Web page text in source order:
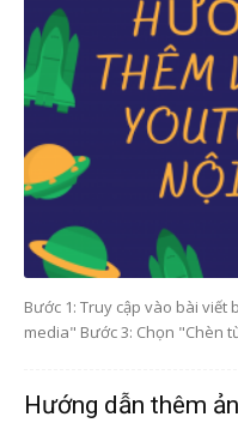
Bước 1: Truy cập vào bài viết
media" Bước 3: Chọn "Chèn
Hướng dẫn thêm